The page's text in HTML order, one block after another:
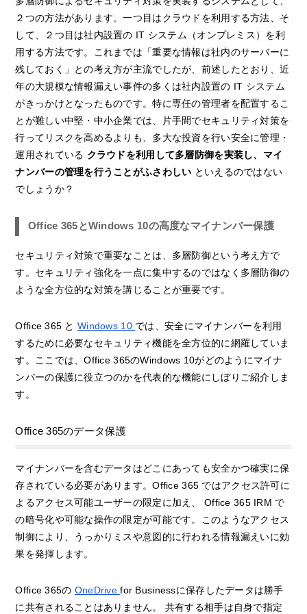
２つの方法があります。一つ目はクラウドを利用する方法、そ
して、２つ目は社内設置の IT システム（オンプレミス）を利
用する方法です。これまでは「重要な情報は社内のサーバーに
残しておく」との考え方が主流でしたが、前述したとおり、近
年の大規模な情報漏えい事件の多くは社内設置の IT システム
がきっかけとなったものです。特に専任の管理者を配置するこ
とが難しい中堅・中小企業では、片手間でセキュリティ対策を
行ってリスクを高めるよりも、多大な投資を行い安全に管理・
運用されている クラウドを利用して多層防御を実装し、マイ
ナンバーの管理を行うことがふさわしい といえるのではない
でしょうか？
Office 365とWindows 10の高度なマイナンバー保護
セキュリティ対策で重要なことは、多層防御という考え方で
す。セキュリティ強化を一点に集中するのではなく多層防御の
ような全方位的な対策を講じることが重要です。
Office 365 とWindows 10 では、安全にマイナンバーを利用
するために必要なセキュリティ機能を全方位的に網羅していま
す。ここでは、Office 365のWindows 10がどのようにマイナ
ンバーの保護に役立つのかを代表的な機能にしぼりご紹介しま
す。
Office 365のデータ保護
マイナンバーを含むデータはどこにあっても安全かつ確実に保
存されている必要があります。Office 365 ではアクセス許可に
よるアクセス可能ユーザーの限定に加え、 Office 365 IRM で
の暗号化や可能な操作の限定が可能です。このようなアクセス
制御により、うっかりミスや意図的に行われる情報漏えいに効
果を発揮します。
Office 365の OneDrivefor Businessに保存したデータは勝手
に共有されることはありません。 共有する相手は自身で指定